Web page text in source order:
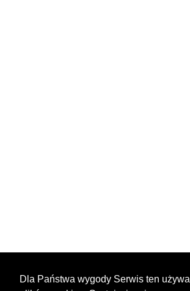
Dla Państwa wygody Serwis ten używa